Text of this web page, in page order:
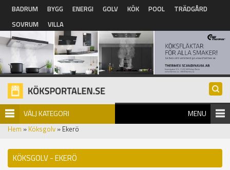
Hoppa till huvudinnehåll
BADRUM BYGG ENERGI GOLV KÖK POOL
TRÄDGÅRD
SOVRUM
VILLA
VÄLJ KATEGORI MENU
Hem » Köksgolv » Ekerö
KÖKSGOLV - EKERÖ